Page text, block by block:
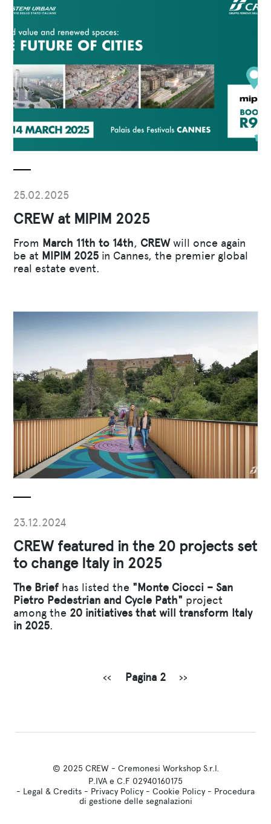
25.02.2025
CREW at MIPIM 2025
From March 11th to 14th, CREWwill once again
be at MIPIM 2025 in Cannes, the premier global
real estate event.
23.12.2024
CREW featured in the 20 projects set
to change Italy in 2025
The Brief has listed the "Monte Ciocci – San
Pietro Pedestrian and Cycle Path" project
among the 20 initiatives that will transform Italy
in 2025.
Pagina precedente
‹‹ Pagina 2 Pagina successiva
››
© 2025 CREW - Cremonesi Workshop S.r.l.
P.IVA e C.F 02940160175
- Legal & Credits - Privacy Policy- Cookie Policy- Procedura
di gestione delle segnalazioni